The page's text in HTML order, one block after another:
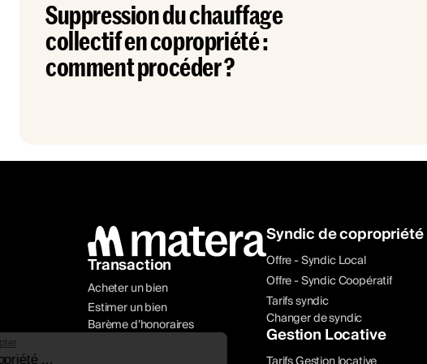
Suppression du chauffage
collectif en copropriété :
comment procéder ?
Transaction
Acheter un bien
Estimer un bien
Barème d’honoraires
Syndic de copropriété
Offre - Syndic Local
Offre - Syndic Coopératif
Tarifs syndic
Changer de syndic
Gestion Locative
Gestion de copropriété ...